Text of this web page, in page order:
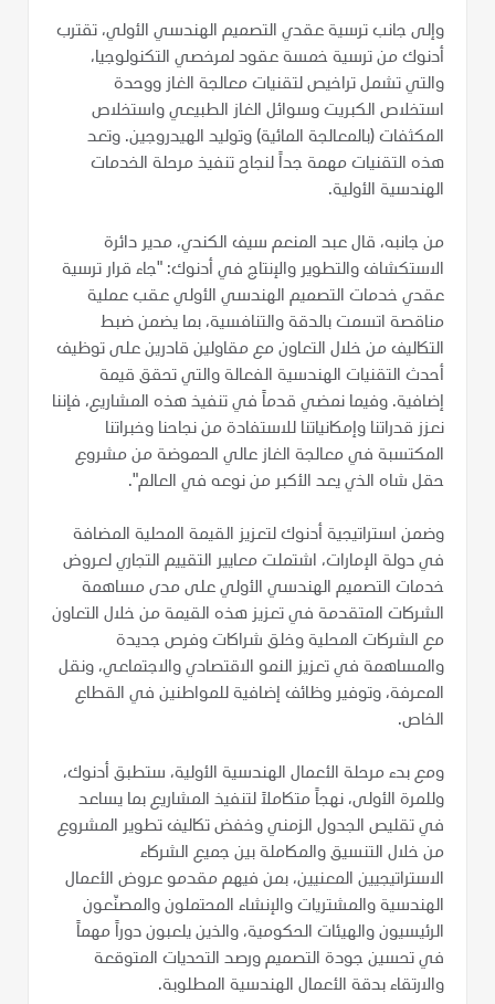
وإلى جانب ترسية عقدي التصميم الهندسي الأولي، تقترب
أدنوك من ترسية خمسة عقود لمرخصي التكنولوجيا،
والتي تشمل تراخيص لتقنيات معالجة الغاز ووحدة
استخلاص الكبريت وسوائل الغاز الطبيعي واستخلاص
المكثفات (بالمعالجة المائية) وتوليد الهيدروجين. وتعد
هذه التقنيات مهمة جداً لنجاح تنفيذ مرحلة الخدمات
الهندسية الأولية.
من جانبه، قال عبد المنعم سيف الكندي، مدير دائرة
الاستكشاف والتطوير والإنتاج في أدنوك: "جاء قرار ترسية
عقدي خدمات التصميم الهندسي الأولي عقب عملية
مناقصة اتسمت بالدقة والتنافسية، بما يضمن ضبط
التكاليف من خلال التعاون مع مقاولين قادرين على توظيف
أحدث التقنيات الهندسية الفعالة والتي تحقق قيمة
إضافية. وفيما نمضي قدماً في تنفيذ هذه المشاريع، فإننا
نعزز قدراتنا وإمكانياتنا للاستفادة من نجاحنا وخبراتنا
المكتسبة في معالجة الغاز عالي الحموضة من مشروع
حقل شاه الذي يعد الأكبر من نوعه في العالم".
وضمن استراتيجية أدنوك لتعزيز القيمة المحلية المضافة
في دولة الإمارات، اشتملت معايير التقييم التجاري لعروض
خدمات التصميم الهندسي الأولي على مدى مساهمة
الشركات المتقدمة في تعزيز هذه القيمة من خلال التعاون
مع الشركات المحلية وخلق شراكات وفرص جديدة
والمساهمة في تعزيز النمو الاقتصادي والاجتماعي، ونقل
المعرفة، وتوفير وظائف إضافية للمواطنين في القطاع
الخاص.
ومع بدء مرحلة الأعمال الهندسية الأولية، ستطبق أدنوك،
وللمرة الأولى، نهجاً متكاملاً لتنفيذ المشاريع بما يساعد
في تقليص الجدول الزمني وخفض تكاليف تطوير المشروع
من خلال التنسيق والمكاملة بين جميع الشركاء
الاستراتيجيين المعنيين، بمن فيهم مقدمو عروض الأعمال
الهندسية والمشتريات والإنشاء المحتملون والمصنّعون
الرئيسيون والهيئات الحكومية، والذين يلعبون دوراً مهماً
في تحسين جودة التصميم ورصد التحديات المتوقعة
والارتقاء بدقة الأعمال الهندسية المطلوبة.